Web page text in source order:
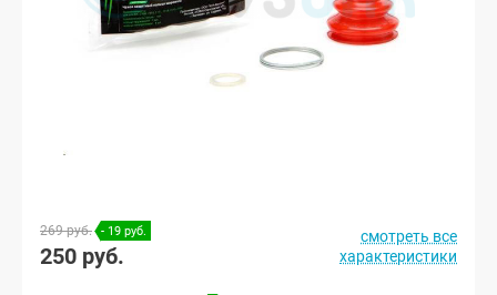
269 руб. - 19 руб.
250 руб.
смотреть все
характеристики